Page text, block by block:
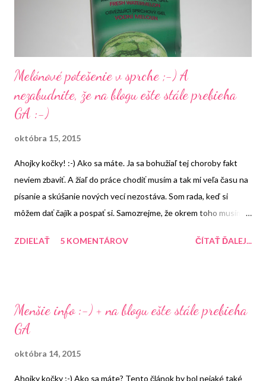
Melónové potešenie v sprche ;-) A
nezabudnite, že na blogu ešte stále prebieha
GA :-)
októbra 15, 2015
Ahojky kočky! :-) Ako sa máte. Ja sa bohužiaľ tej choroby fakt
neviem zbaviť. A žiaľ do práce chodiť musím a tak mi veľa času na
písanie a skúšanie nových vecí nezostáva. Som rada, keď si
môžem dať čajík a pospať si. Samozrejme, že okrem toho musím aj
také hrozné :-) A čo Vy ako sa máte? Ako na Vás doľahá takéto
menšej recenzii :-) Takže tento sprchový gél nemusím určite
nikomu predstavovať :-) Vyrába ho značka Dermacol . Je na trhu
voľba bola jasná. Úprimne musím povedať, že toto nie je moje
ZDIEĽAŤ 5 KOMENTÁROV ČÍTAŤ ĎALEJ...
Menšie info :-) + na blogu ešte stále prebieha
GA
októbra 14, 2015
Ahojky kočky ;-) Ako sa máte? Tento článok by bol nejaké také